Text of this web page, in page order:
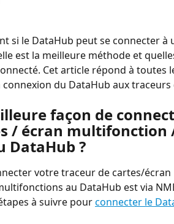
si le DataHub peut se connecter
est la meilleure méthode et
Cet article répond à toutes
du DataHub aux traceurs
façon de
/ écran multifonction
DataHub ?
votre traceur de cartes/écran
au DataHub est via
à suivre pour connecter le